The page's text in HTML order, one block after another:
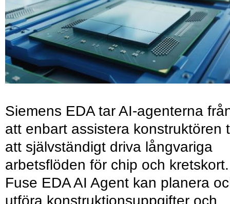
Siemens EDA tar AI-agenterna
att enbart assistera konstruktören
att självständigt driva långvariga
arbetsflöden för chip och kretskort.
Fuse EDA AI Agent kan planera